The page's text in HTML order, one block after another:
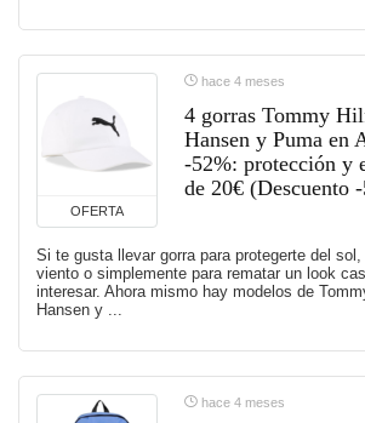
OFERTA
hace 4 meses
4 gorras Tommy
Hansen y Puma en
-52%: protección y
de 20€ (Descuento
Si te gusta llevar gorra para protegerte del
viento o simplemente para rematar un look
interesar. Ahora mismo hay modelos de
Hansen y ...
hace 4 meses